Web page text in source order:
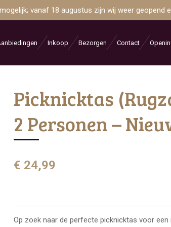
vanaf 18 augustus zijn wij weer geopend
Inkoop Bezorgen Contact
Picknicktas
2 Personen –
€ 24,99
Op zoek naar de perfecte picknicktas voor